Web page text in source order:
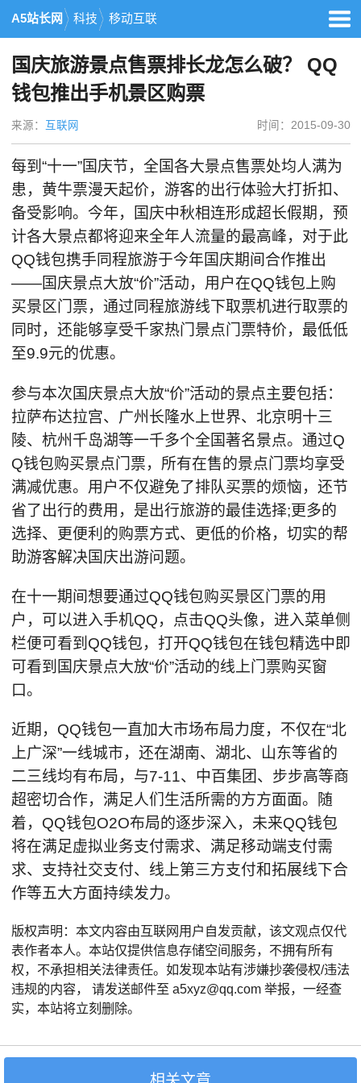
A5站长网 科技 移动互联
国庆旅游景点售票排长龙怎么破？ QQ
钱包推出手机景区购票
来源： 互联网 时间：2015-09-30
每到“十一”国庆节，全国各大景点售票处均人满为
患，黄牛票漫天起价，游客的出行体验大打折扣、
备受影响。今年，国庆中秋相连形成超长假期，预
计各大景点都将迎来全年人流量的最高峰，对于此
QQ钱包携手同程旅游于今年国庆期间合作推出
——国庆景点大放“价”活动，用户在QQ钱包上购
买景区门票，通过同程旅游线下取票机进行取票的
同时，还能够享受千家热门景点门票特价，最低低
至9.9元的优惠。
参与本次国庆景点大放“价”活动的景点主要包括：
拉萨布达拉宫、广州长隆水上世界、北京明十三
陵、杭州千岛湖等一千多个全国著名景点。通过Q
Q钱包购买景点门票，所有在售的景点门票均享受
满减优惠。用户不仅避免了排队买票的烦恼，还节
省了出行的费用，是出行旅游的最佳选择;更多的
选择、更便利的购票方式、更低的价格，切实的帮
助游客解决国庆出游问题。
在十一期间想要通过QQ钱包购买景区门票的用
户，可以进入手机QQ，点击QQ头像，进入菜单侧
栏便可看到QQ钱包，打开QQ钱包在钱包精选中即
可看到国庆景点大放“价”活动的线上门票购买窗
口。
近期，QQ钱包一直加大市场布局力度，不仅在“北
上广深”一线城市，还在湖南、湖北、山东等省的
二三线均有布局，与7-11、中百集团、步步高等商
超密切合作，满足人们生活所需的方方面面。随
着，QQ钱包O2O布局的逐步深入，未来QQ钱包
将在满足虚拟业务支付需求、满足移动端支付需
求、支持社交支付、线上第三方支付和拓展线下合
作等五大方面持续发力。
版权声明：本文内容由互联网用户自发贡献，该文观点仅代
表作者本人。本站仅提供信息存储空间服务，不拥有所有
权，不承担相关法律责任。如发现本站有涉嫌抄袭侵权/违法
违规的内容， 请发送邮件至 a5xyz@qq.com 举报，一经查
实，本站将立刻删除。